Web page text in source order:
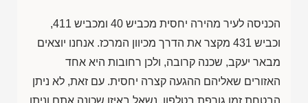
הכניסה לעיר מהירה יחסית מכביש 40 ומכביש 411,
וכביש 431 מקצר את הדרך מכיוון המרכז. אנחנו יוצאים
מבאר יעקב, שכנה קרובה, ולכן רחובות היא אחד
האזורים שאליהם ההגעה קצרה יחסית. עם זאת, לא ניתן